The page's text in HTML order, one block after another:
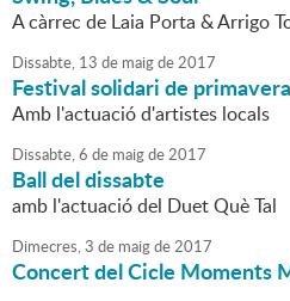
A càrrec de Laia Porta & Arrigo
Dissabte, 13 de maigde2017
Festival solidari de
Amb l'actuació d'artistes locals
Dissabte,6 de maigde2017
Ball del dissabte
amb l'actuació del Duet Què Tal
Dimecres,3 de maigde2017
Concert del Cicle Moments